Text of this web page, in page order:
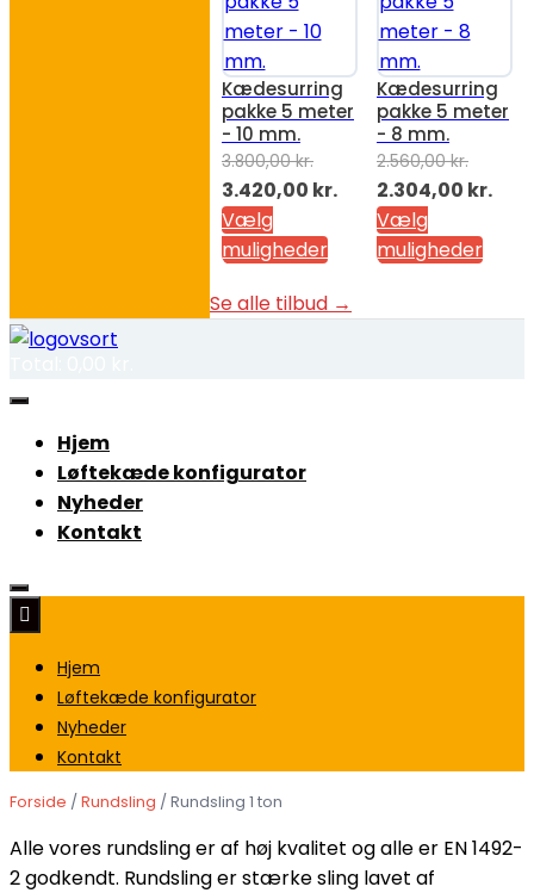
Kædesurring
pakke 5 meter
- 10 mm.
3.800,00kr.
Den
oprindelige
pris
3.800,00 kr..
3.420,00 kr.Den
aktuelle
3.420,00 kr..
Vælg
muligheder
Kædesurring
pakke 5 meter
- 8 mm.
2.560,00kr.
Den
oprindelige
pris
2.304,00 kr.Den
Vælg
muligheder
Se alle tilbud →
Hjem
Løftekæde konfigurator
Nyheder
Kontakt
Hjem
Løftekæde konfigurator
Nyheder
Kontakt
Forside /Rundsling / Rundsling 1 ton
Alle vores rundsling er af høj kvalitet og alle er EN 1492-
2 godkendt. Rundsling er stærke sling lavet af